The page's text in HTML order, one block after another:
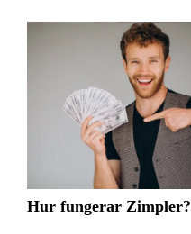
Hur fungerar Zimpler?